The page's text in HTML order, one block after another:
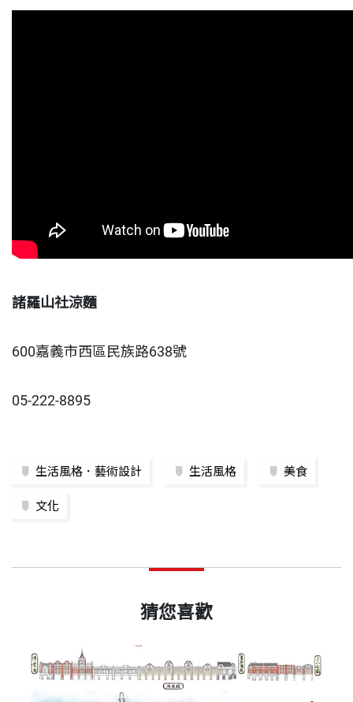
諸羅山社涼麵
600嘉義市西區民族路638號
05-222-8895
生活風格．藝術設計 生活風格 美食
文化
猜您喜歡